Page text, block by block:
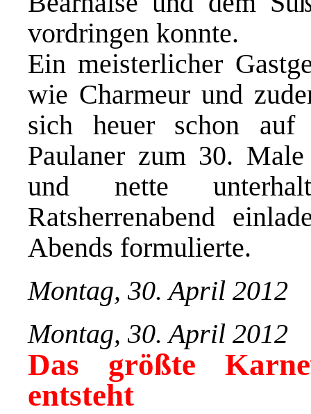
vordringen konnte.
Ein meisterlicher
wie Charmeur und
sich heuer schon
Paulaner zum 30.
und nette
Ratsherrenabend
Abends formulierte.
Montag, 30. April 2012
Montag, 30. April 2012
Das größte
entsteht